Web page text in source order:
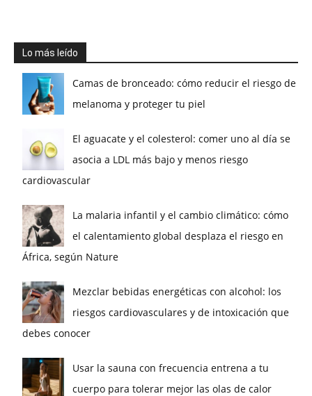
Lo más leído
Camas de bronceado: cómo reducir el riesgo de
melanoma y proteger tu piel
El aguacate y el colesterol: comer uno al día se
asocia a LDL más bajo y menos riesgo
cardiovascular
La malaria infantil y el cambio climático: cómo
el calentamiento global desplaza el riesgo en
África, según Nature
Mezclar bebidas energéticas con alcohol: los
riesgos cardiovasculares y de intoxicación que
debes conocer
Usar la sauna con frecuencia entrena a tu
cuerpo para tolerar mejor las olas de calor